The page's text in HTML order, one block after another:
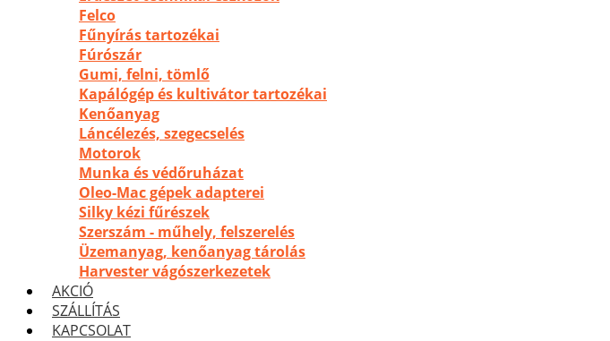
Felco
Fűnyírás tartozékai
Fúrószár
Gumi, felni, tömlő
Kapálógép és kultivátor tartozékai
Kenőanyag
Láncélezés, szegecselés
Motorok
Munka és védőruházat
Oleo-Mac gépek adapterei
Silky kézi fűrészek
Szerszám - műhely, felszerelés
Üzemanyag, kenőanyag tárolás
Harvester vágószerkezetek
AKCIÓ
SZÁLLÍTÁS
KAPCSOLAT